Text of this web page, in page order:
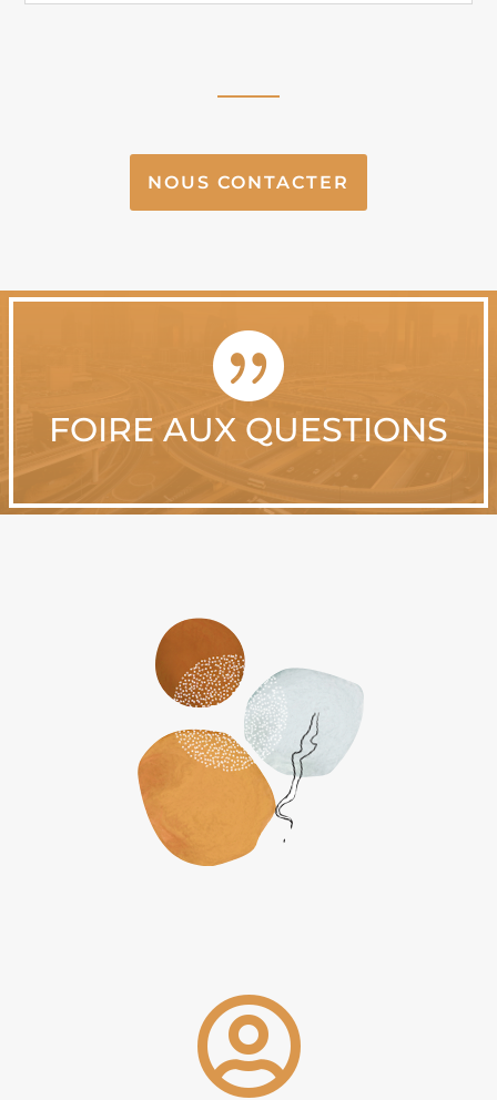
NOUS CONTACTER

FOIRE AUX QUESTIONS
